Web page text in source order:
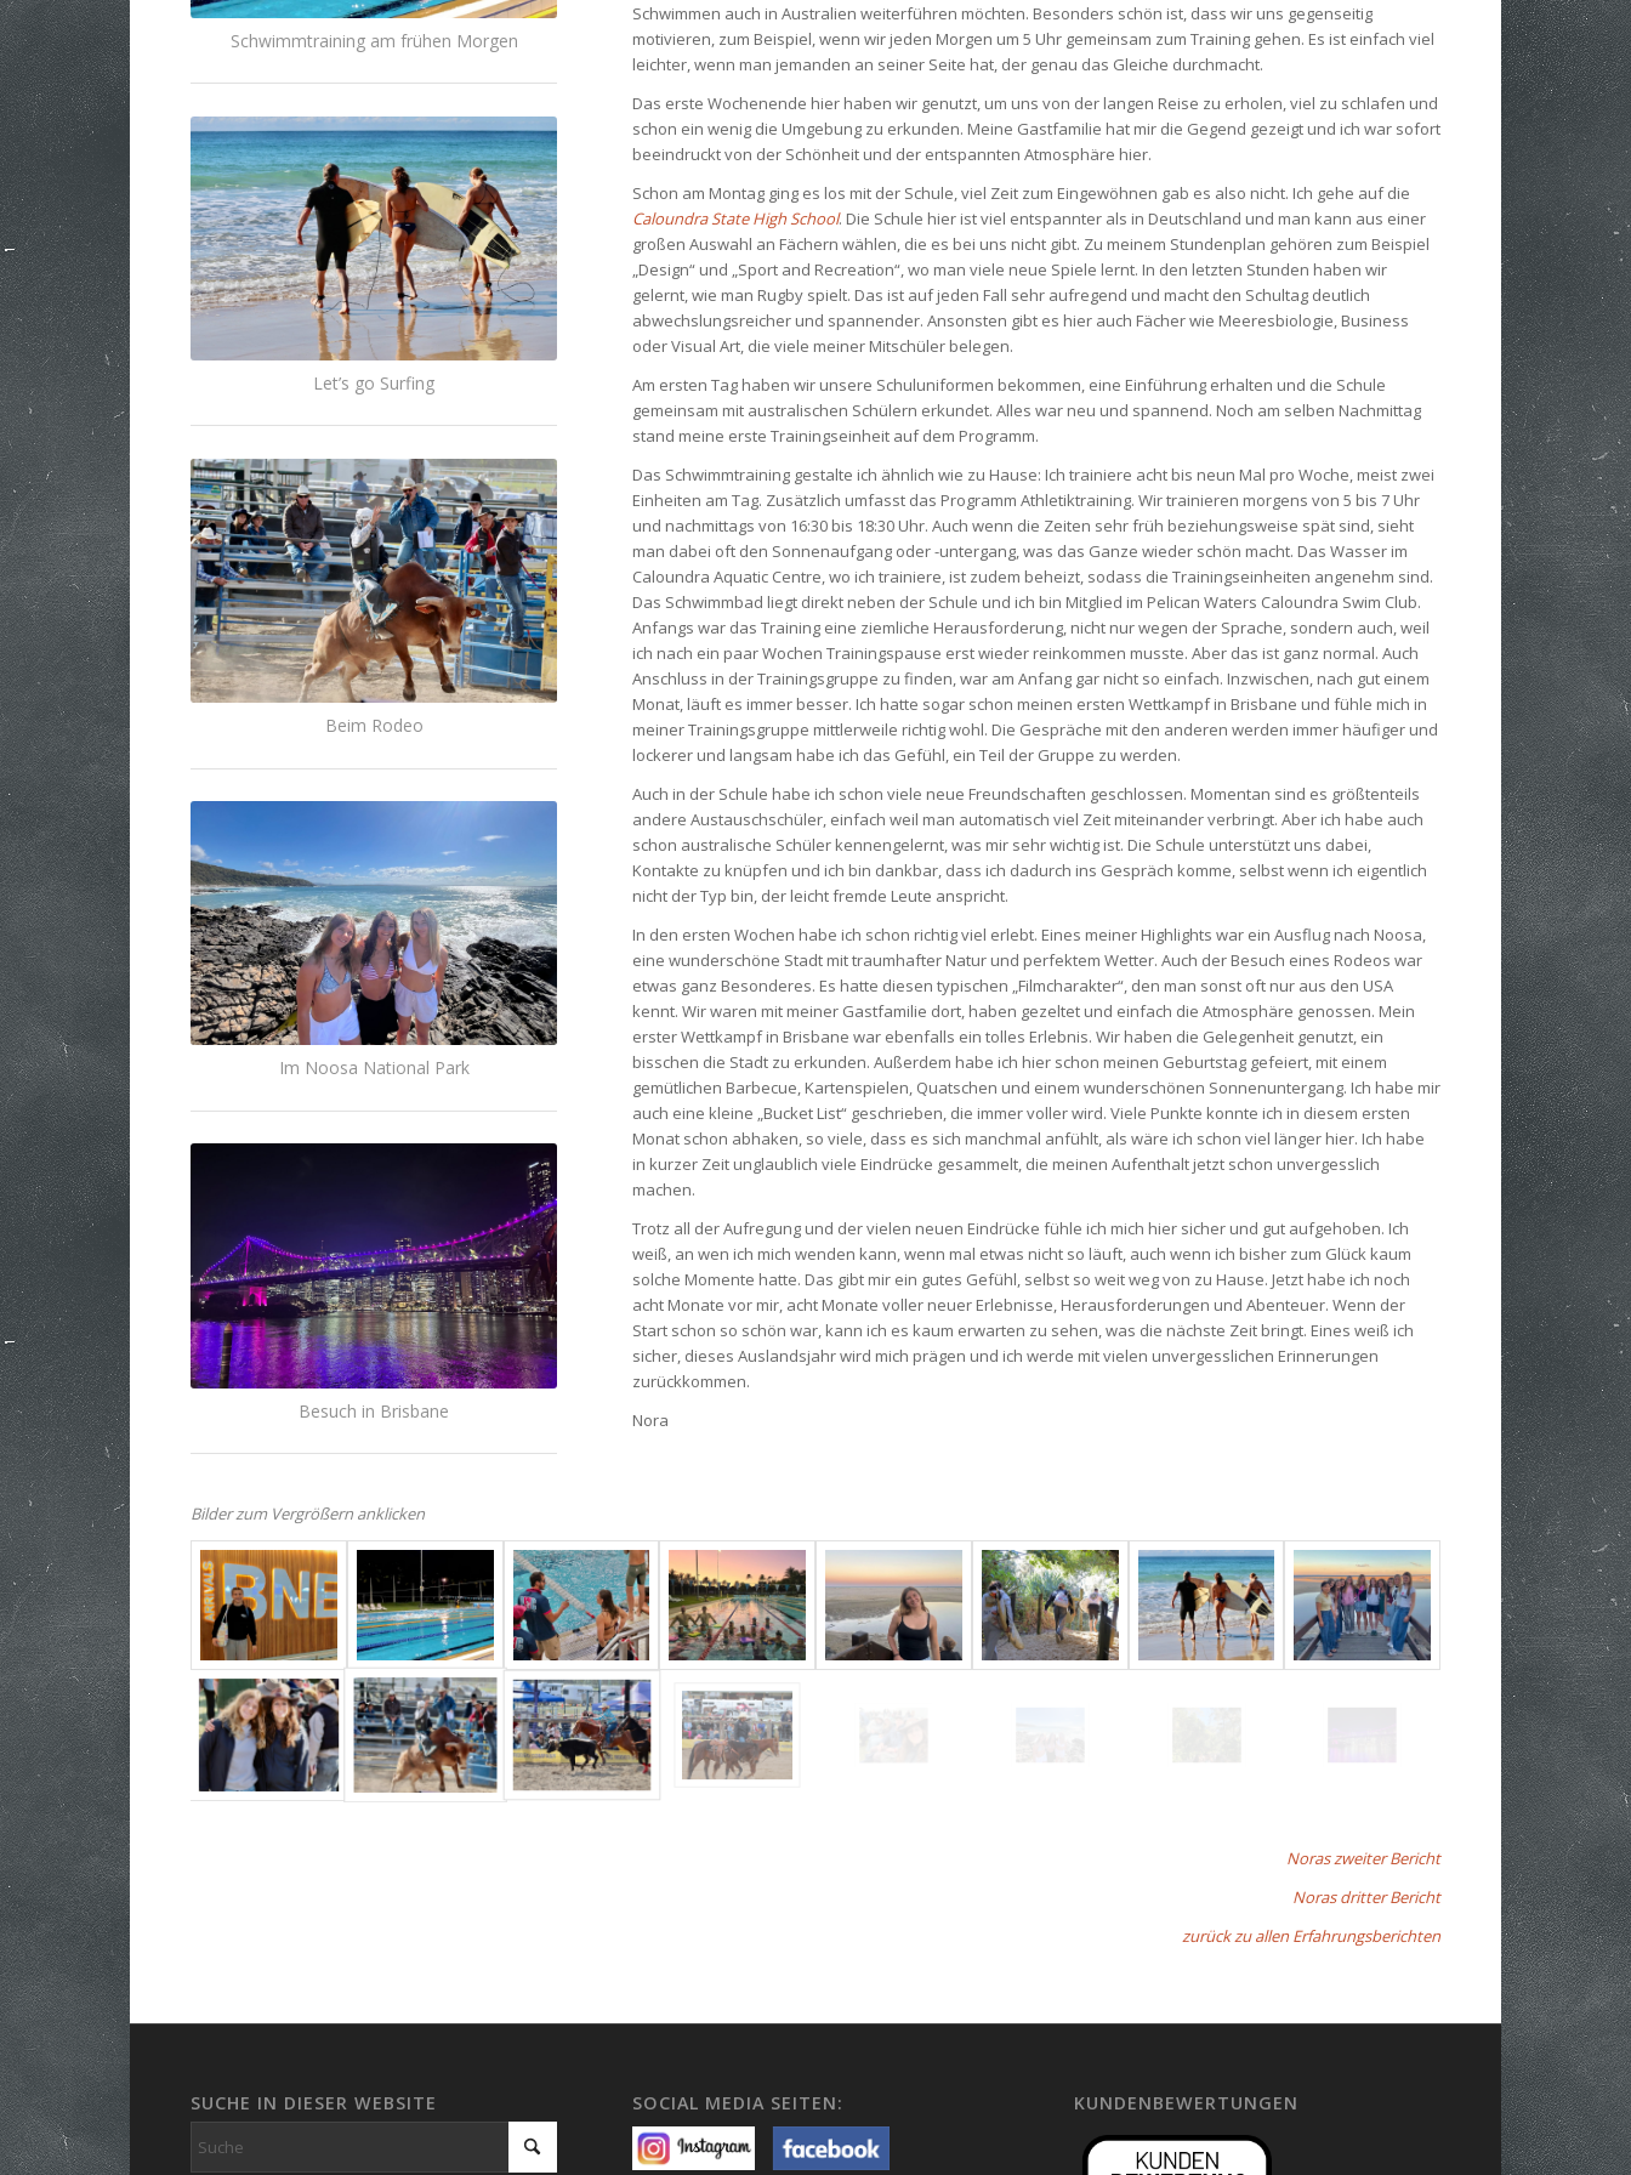
Schwimmtraining am frühen Morgen
Let’s go Surfing
Beim Rodeo
Im Noosa National Park
Besuch in Brisbane
Schwimmen auch in Australien weiterführen möchten. Besonders schön ist, dass wir uns gegenseitig
motivieren, zum Beispiel, wenn wir jeden Morgen um 5 Uhr gemeinsam zum Training gehen. Es ist einfach viel
leichter, wenn man jemanden an seiner Seite hat, der genau das Gleiche durchmacht.
Das erste Wochenende hier haben wir genutzt, um uns von der langen Reise zu erholen, viel zu schlafen und
schon ein wenig die Umgebung zu erkunden. Meine Gastfamilie hat mir die Gegend gezeigt und ich war sofort
beeindruckt von der Schönheit und der entspannten Atmosphäre hier.
Schon am Montag ging es los mit der Schule, viel Zeit zum Eingewöhnen gab es also nicht. Ich gehe auf die
Caloundra State High School. Die Schule hier ist viel entspannter als in Deutschland und man kann aus einer
großen Auswahl an Fächern wählen, die es bei uns nicht gibt. Zu meinem Stundenplan gehören zum Beispiel
„Design“ und „Sport and Recreation“, wo man viele neue Spiele lernt. In den letzten Stunden haben wir
gelernt, wie man Rugby spielt. Das ist auf jeden Fall sehr aufregend und macht den Schultag deutlich
abwechslungsreicher und spannender. Ansonsten gibt es hier auch Fächer wie Meeresbiologie, Business
oder Visual Art, die viele meiner Mitschüler belegen.
Am ersten Tag haben wir unsere Schuluniformen bekommen, eine Einführung erhalten und die Schule
gemeinsam mit australischen Schülern erkundet. Alles war neu und spannend. Noch am selben Nachmittag
stand meine erste Trainingseinheit auf dem Programm.
Das Schwimmtraining gestalte ich ähnlich wie zu Hause: Ich trainiere acht bis neun Mal pro Woche, meist zwei
Einheiten am Tag. Zusätzlich umfasst das Programm Athletiktraining. Wir trainieren morgens von 5 bis 7 Uhr
und nachmittags von 16:30 bis 18:30 Uhr. Auch wenn die Zeiten sehr früh beziehungsweise spät sind, sieht
man dabei oft den Sonnenaufgang oder -untergang, was das Ganze wieder schön macht. Das Wasser im
Caloundra Aquatic Centre, wo ich trainiere, ist zudem beheizt, sodass die Trainingseinheiten angenehm sind.
Das Schwimmbad liegt direkt neben der Schule und ich bin Mitglied im Pelican Waters Caloundra Swim Club.
Anfangs war das Training eine ziemliche Herausforderung, nicht nur wegen der Sprache, sondern auch, weil
ich nach ein paar Wochen Trainingspause erst wieder reinkommen musste. Aber das ist ganz normal. Auch
Anschluss in der Trainingsgruppe zu finden, war am Anfang gar nicht so einfach. Inzwischen, nach gut einem
Monat, läuft es immer besser. Ich hatte sogar schon meinen ersten Wettkampf in Brisbane und fühle mich in
meiner Trainingsgruppe mittlerweile richtig wohl. Die Gespräche mit den anderen werden immer häufiger und
lockerer und langsam habe ich das Gefühl, ein Teil der Gruppe zu werden.
Auch in der Schule habe ich schon viele neue Freundschaften geschlossen. Momentan sind es größtenteils
andere Austauschschüler, einfach weil man automatisch viel Zeit miteinander verbringt. Aber ich habe auch
schon australische Schüler kennengelernt, was mir sehr wichtig ist. Die Schule unterstützt uns dabei,
Kontakte zu knüpfen und ich bin dankbar, dass ich dadurch ins Gespräch komme, selbst wenn ich eigentlich
nicht der Typ bin, der leicht fremde Leute anspricht.
In den ersten Wochen habe ich schon richtig viel erlebt. Eines meiner Highlights war ein Ausflug nach Noosa,
eine wunderschöne Stadt mit traumhafter Natur und perfektem Wetter. Auch der Besuch eines Rodeos war
etwas ganz Besonderes. Es hatte diesen typischen „Filmcharakter“, den man sonst oft nur aus den USA
kennt. Wir waren mit meiner Gastfamilie dort, haben gezeltet und einfach die Atmosphäre genossen. Mein
erster Wettkampf in Brisbane war ebenfalls ein tolles Erlebnis. Wir haben die Gelegenheit genutzt, ein
bisschen die Stadt zu erkunden. Außerdem habe ich hier schon meinen Geburtstag gefeiert, mit einem
gemütlichen Barbecue, Kartenspielen, Quatschen und einem wunderschönen Sonnenuntergang. Ich habe mir
auch eine kleine „Bucket List“ geschrieben, die immer voller wird. Viele Punkte konnte ich in diesem ersten
Monat schon abhaken, so viele, dass es sich manchmal anfühlt, als wäre ich schon viel länger hier. Ich habe
in kurzer Zeit unglaublich viele Eindrücke gesammelt, die meinen Aufenthalt jetzt schon unvergesslich
machen.
Trotz all der Aufregung und der vielen neuen Eindrücke fühle ich mich hier sicher und gut aufgehoben. Ich
weiß, an wen ich mich wenden kann, wenn mal etwas nicht so läuft, auch wenn ich bisher zum Glück kaum
solche Momente hatte. Das gibt mir ein gutes Gefühl, selbst so weit weg von zu Hause. Jetzt habe ich noch
acht Monate vor mir, acht Monate voller neuer Erlebnisse, Herausforderungen und Abenteuer. Wenn der
Start schon so schön war, kann ich es kaum erwarten zu sehen, was die nächste Zeit bringt. Eines weiß ich
sicher, dieses Auslandsjahr wird mich prägen und ich werde mit vielen unvergesslichen Erinnerungen
zurückkommen.
Nora
Bilder zum Vergrößern anklicken
Noras zweiter Bericht
Noras dritter Bericht
zurück zu allen Erfahrungsberichten
SUCHE IN DIESER WEBSITE SOCIAL MEDIA SEITEN: KUNDENBEWERTUNGEN